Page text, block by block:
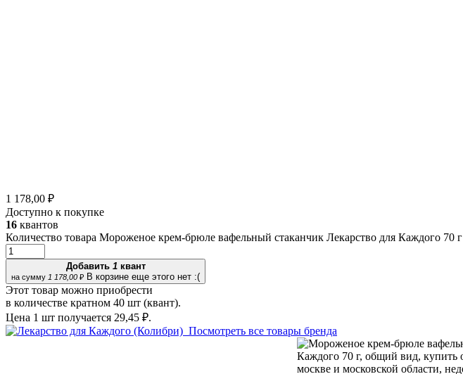
1 178,00 ₽
Доступно к покупке
16 квантов
Количество товара Мороженое крем-брюле вафельный стаканчик Лекарство для Каждого 70 г
Добавить 1квант
на сумму 1 178,00 ₽ В корзине еще этого нет :(
Этот товар можно приобрести
в количестве кратном 40 шт (квант).
Цена 1 шт получается 29,45 ₽.
Посмотреть все товары бренда